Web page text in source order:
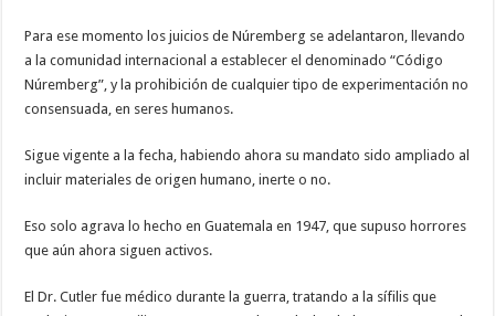
Para ese momento los juicios de Núremberg se adelantaron, llevando
a la comunidad internacional a establecer el denominado “Código
Núremberg”, y la prohibición de cualquier tipo de experimentación no
consensuada, en seres humanos.
Sigue vigente a la fecha, habiendo ahora su mandato sido ampliado al
incluir materiales de origen humano, inerte o no.
Eso solo agrava lo hecho en Guatemala en 1947, que supuso horrores
que aún ahora siguen activos.
El Dr. Cutler fue médico durante la guerra, tratando a la sífilis que